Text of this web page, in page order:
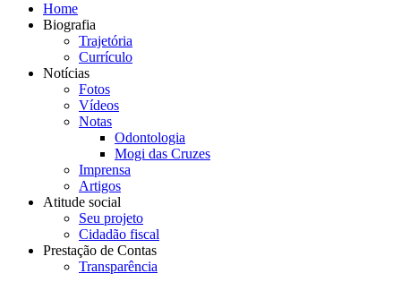
Home
Biografia
Trajetória
Currículo
Notícias
Fotos
Vídeos
Notas
Odontologia
Mogi das Cruzes
Imprensa
Artigos
Atitude social
Seu projeto
Cidadão fiscal
Prestação de Contas
Transparência